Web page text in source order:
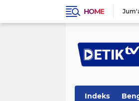
HOME
Indeks